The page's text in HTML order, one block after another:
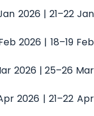
2026 | 21–22 Jan
2026 | 18–19 Feb
2026 | 25–26 Mar
2026 | 21–22 Apr